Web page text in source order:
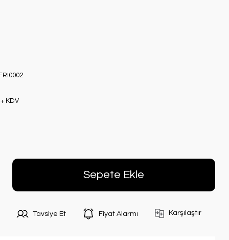
KDV
Sepete Ekle
Tavsiye Et Fiyat Alarmı Karşılaştır